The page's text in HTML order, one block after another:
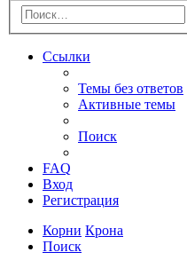
Ссылки
Темы без ответов
Активные темы
Поиск
FAQ
Вход
Регистрация
Корни Крона
Поиск